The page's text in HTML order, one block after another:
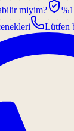
miyim?
Lütfen